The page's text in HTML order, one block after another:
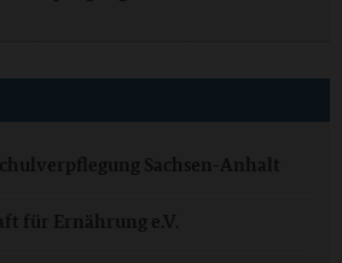
Sachsen-Anhalt
für Ernährung e.V.